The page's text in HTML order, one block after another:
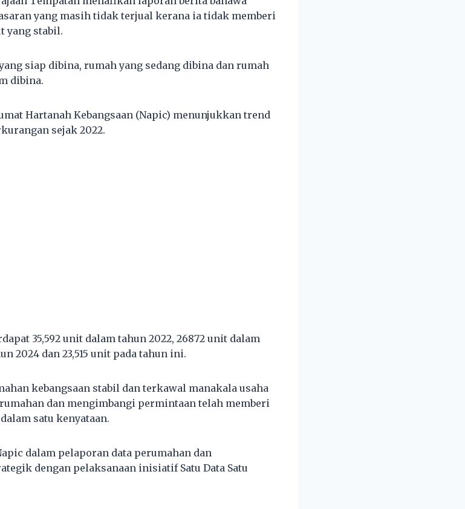
yang masih tidak terjual kerana ia tidak memberi
yang stabil.
siap dibina, rumah yang sedang dibina dan rumah
dibina.
Hartanah Kebangsaan (Napic) menunjukkan trend
sejak 2022.
35,592 unit dalam tahun 2022, 26872 unit dalam
2024 dan 23,515 unit pada tahun ini.
kebangsaan stabil dan terkawal manakala usaha
dan mengimbangi permintaan telah memberi
satu kenyataan.
dalam pelaporan data perumahan dan
dengan pelaksanaan inisiatif Satu Data Satu